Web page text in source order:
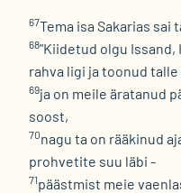
67Tema isa Sakarias sai
68"Kiidetud olgu Issand,
rahva ligi ja toonud
69ja on meile äratanud
soost,
70nagu ta on rääkinud
prohvetite suu läbi -
71päästmist meie